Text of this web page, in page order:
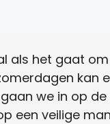
als het gaat om
kan
we in op
een veilige